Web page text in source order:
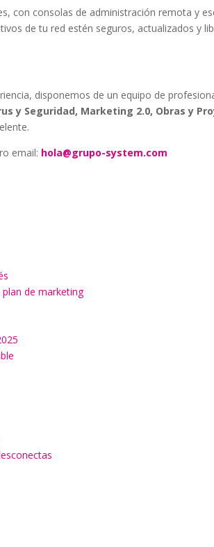
con consolas de administración remota y
de tu red estén seguros, actualizados y
disponemos de un equipo de
y Seguridad, Marketing 2.0, Obras y
email: hola@grupo-system.com
de marketing